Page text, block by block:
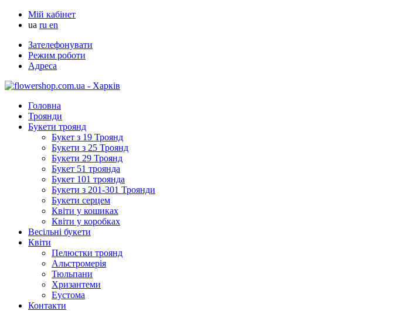
Мій кабінет
ua ru en
Зателефонувати
Режим роботи
Адреса
Головна
Троянди
Букети троянд
Букет з 19 Троянд
Букети з 25 Троянд
Букети 29 Троянд
Букет 51 троянда
Букет 101 троянда
Букети з 201-301 Троянди
Букети серцем
Квіти у кошиках
Квіти у коробках
Весільні букети
Квіти
Пелюстки троянд
Альстромерія
Тюльпани
Хризантеми
Еустома
Контакти